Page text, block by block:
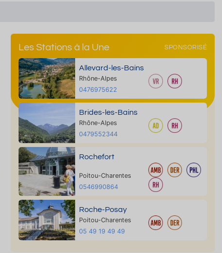
Les Stations à la Une SPONSORISÉ
Allevard-les-Bains
Rhône-Alpes
0476975622
Brides-les-Bains
Rhône-Alpes
0479552344
Rochefort
Poitou-Charentes
0546990864
Roche-Posay
Poitou-Charentes
05 49 19 49 49